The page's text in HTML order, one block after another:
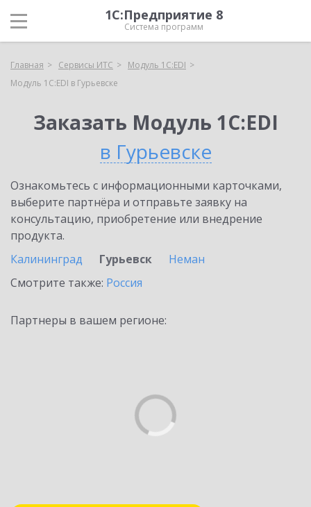
1С:Предприятие 8
Система программ
Главная Сервисы ИТС
Модуль 1C:EDI
Модуль 1C:EDI в Гурьевске
Заказать Модуль 1C:EDI
в Гурьевске
Ознакомьтесь с информационными карточками,
выберите партнёра и отправьте заявку на
консультацию, приобретение или внедрение
продукта.
Калининград
Гурьевск
Неман
Смотрите также: Россия
Партнеры в вашем регионе: